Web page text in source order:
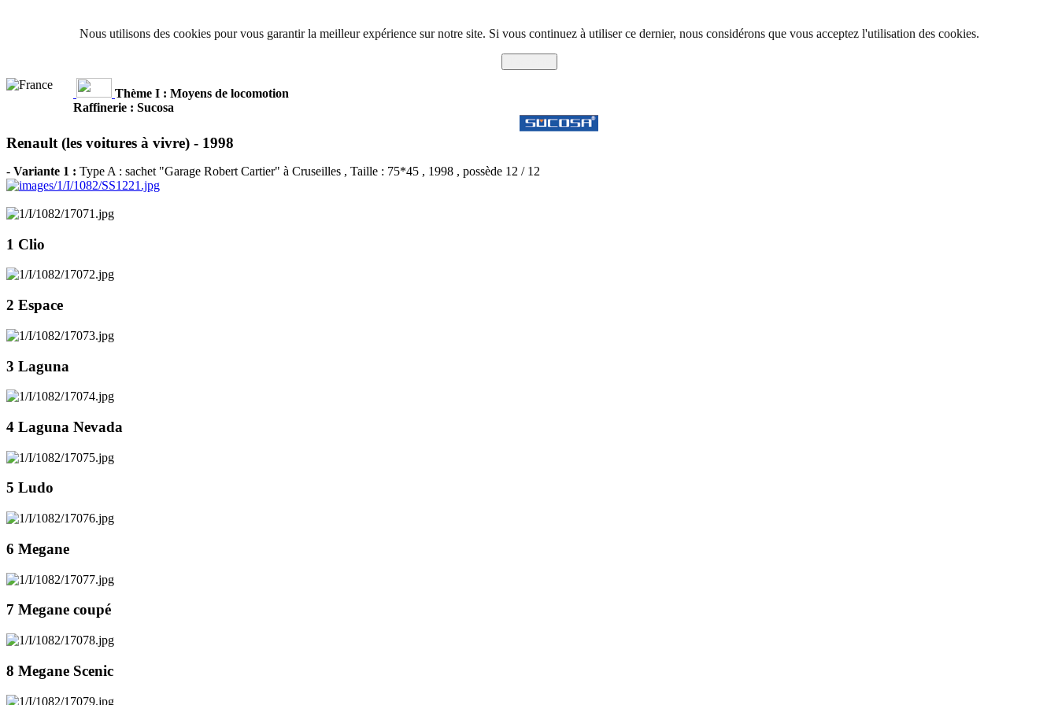
Nous utilisons des cookies pour vous garantir la meilleur expérience sur notre site. Si vous continuez à utiliser ce dernier, nous considérons que vous acceptez l'utilisation des cookies.
Thème I : Moyens de locomotion
Raffinerie : Sucosa
Renault (les voitures à vivre) - 1998
- Variante 1 : Type A : sachet "Garage Robert Cartier" à Cruseilles , Taille : 75*45 , 1998 , possède 12 / 12
1 Clio
2 Espace
3 Laguna
4 Laguna Nevada
5 Ludo
6 Megane
7 Megane coupé
8 Megane Scenic